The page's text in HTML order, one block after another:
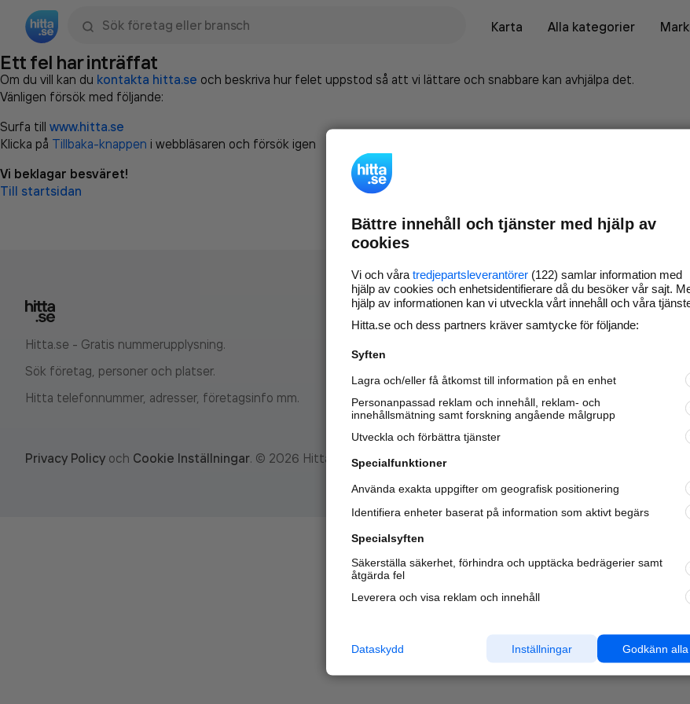
Karta
Alla kategorier
Ett fel har inträffat
Om du vill kan du kontakta hitta.se och beskriva hur felet uppstod så att vi lättare och snabbare kan avhjälpa det.
Vänligen försök med följande:
Surfa till www.hitta.se
Klicka på Tillbaka-knappen i webbläsaren och försök igen
Vi beklagar besväret!
Till startsidan
Hitta.se - Gratis nummerupplysning.
Sök företag, personer och platser.
Hitta telefonnummer, adresser, företagsinfo mm.
Marknadsför företaget på
nya kunder och
samarbetspartners nära dig.
Läs mer här
Privacy Policy och Cookie Inställningar. © 2026 Hitta.se
Bättre innehåll och tjänster med hjälp av
cookies
Vi och våra tredjepartsleverantörer (122) samlar information med
hjälp av cookies och enhetsidentifierare då du besöker vår sajt.
hjälp av informationen kan vi utveckla vårt innehåll och våra
Hitta.se och dess partners kräver samtycke för följande:
Syften
Lagra och/eller få åtkomst till information på en enhet
Personanpassad reklam och innehåll, reklam- och
innehållsmätning samt forskning angående målgrupp
Utveckla och förbättra tjänster
Specialfunktioner
Använda exakta uppgifter om geografisk positionering
Identifiera enheter baserat på information som aktivt begärs
Specialsyften
Säkerställa säkerhet, förhindra och upptäcka bedrägerier samt
åtgärda fel
Leverera och visa reklam och innehåll
Godkänn alla
Inställningar
Dataskydd